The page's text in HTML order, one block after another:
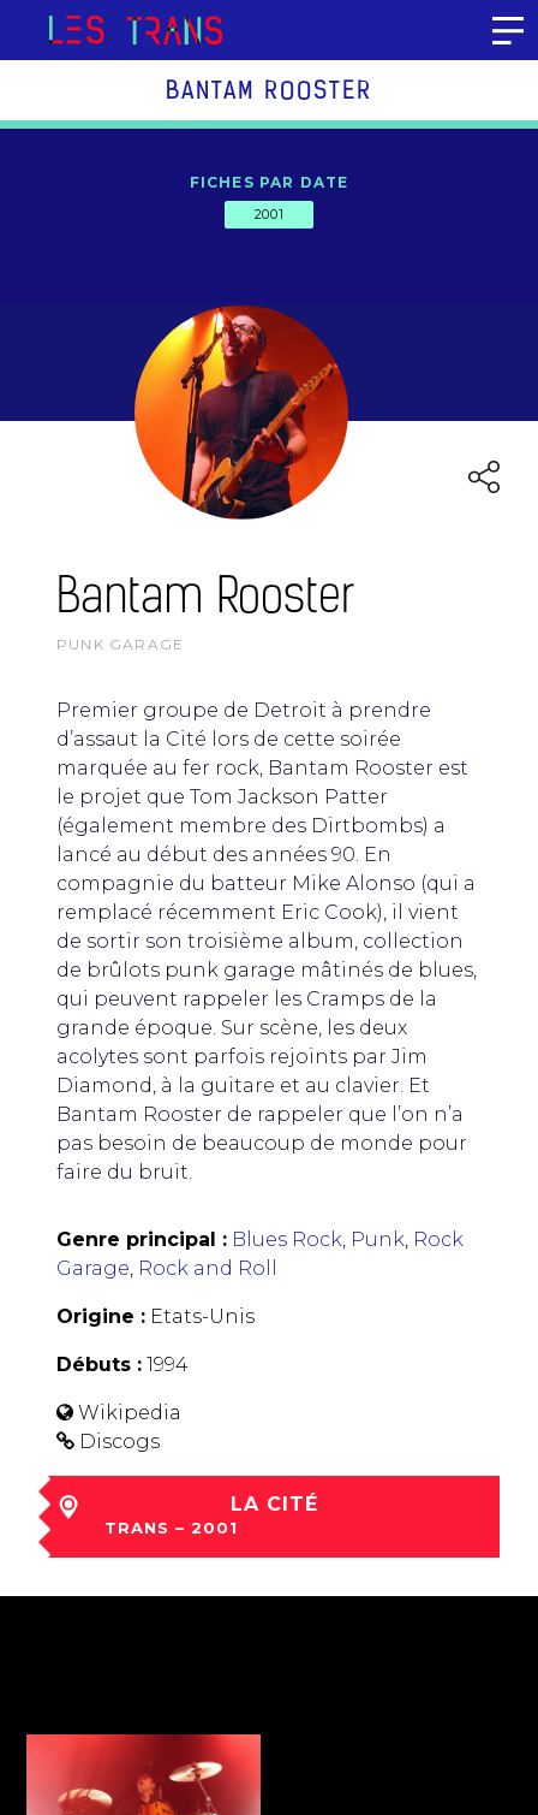
Aller au contenu
BANTAM ROOSTER
FICHES PAR DATE
2001
Bantam Rooster
PUNK GARAGE
Premier groupe de Detroit à prendre
d’assaut la Cité lors de cette soirée
marquée au fer rock, Bantam Rooster est
le projet que Tom Jackson Patter
(également membre des Dirtbombs) a
lancé au début des années 90. En
compagnie du batteur Mike Alonso (qui a
remplacé récemment Eric Cook), il vient
de sortir son troisième album, collection
de brûlots punk garage mâtinés de blues,
qui peuvent rappeler les Cramps de la
grande époque. Sur scène, les deux
acolytes sont parfois rejoints par Jim
Diamond, à la guitare et au clavier. Et
Bantam Rooster de rappeler que l’on n’a
pas besoin de beaucoup de monde pour
faire du bruit.
Genre principal : Blues Rock, Punk, Rock
Garage, Rock and Roll
Origine : Etats-Unis
Débuts : 1994
Wikipedia
Discogs
LA CITÉ
TRANS – 2001